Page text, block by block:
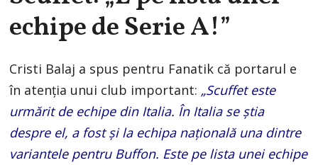
echipe de Serie A!”
Cristi Balaj a spus pentru Fanatik că portarul e
în atenția unui club important: „Scuffet este
urmărit de echipe din Italia. În Italia se știa
despre el, a fost și la echipa națională una dintre
variantele pentru Buffon. Este pe lista unei echipe